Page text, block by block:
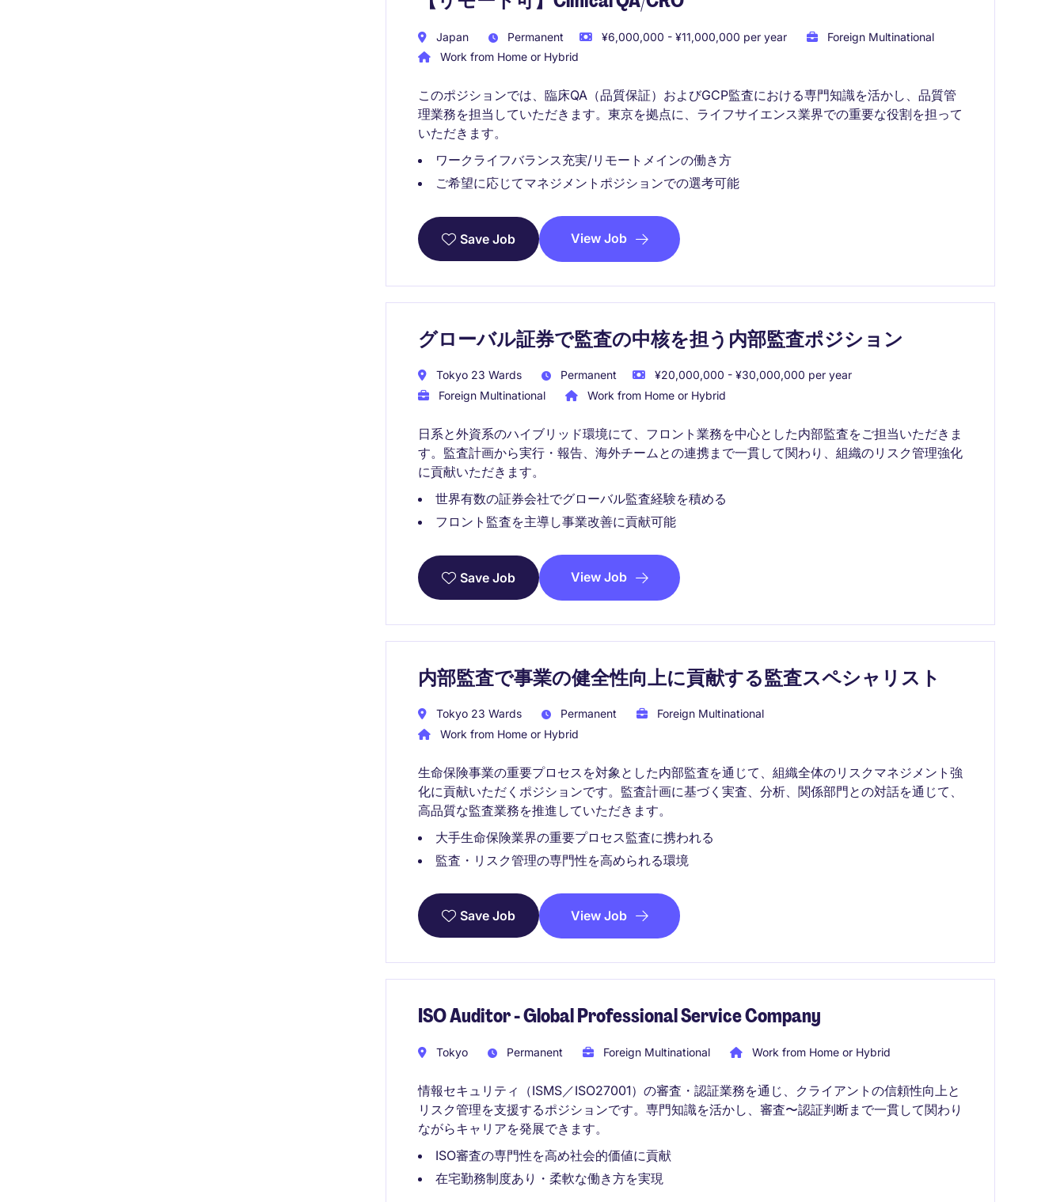
Japan Permanent ¥6,000,000 - ¥11,000,000 per year
Foreign Multinational
Work from Home or Hybrid
このポジションでは、臨床QA（品質保証）およびGCP監査における専門知識を活かし、品質管
理業務を担当していただきます。東京を拠点に、ライフサイエンス業界での重要な役割を担って
いただきます。
ワークライフバランス充実/リモートメインの働き方
ご希望に応じてマネジメントポジションでの選考可能
Save Job View Job
グローバル証券で監査の中核を担う内部監査ポジション
Tokyo 23 Wards Permanent
¥20,000,000 - ¥30,000,000 per year
Foreign Multinational
Work from Home or Hybrid
日系と外資系のハイブリッド環境にて、フロント業務を中心とした内部監査をご担当いただきま
す。監査計画から実行・報告、海外チームとの連携まで一貫して関わり、組織のリスク管理強化
に貢献いただきます。
世界有数の証券会社でグローバル監査経験を積める
フロント監査を主導し事業改善に貢献可能
Save Job View Job
内部監査で事業の健全性向上に貢献する監査スペシャリスト
Tokyo 23 Wards Permanent
Foreign Multinational
Work from Home or Hybrid
生命保険事業の重要プロセスを対象とした内部監査を通じて、組織全体のリスクマネジメント強
化に貢献いただくポジションです。監査計画に基づく実査、分析、関係部門との対話を通じて、
高品質な監査業務を推進していただきます。
大手生命保険業界の重要プロセス監査に携われる
監査・リスク管理の専門性を高められる環境
Save Job View Job
ISO Auditor - Global Professional Service Company
Tokyo Permanent Foreign Multinational Work from Home or Hybrid
情報セキュリティ（ISMS／ISO27001）の審査・認証業務を通じ、クライアントの信頼性向上と
リスク管理を支援するポジションです。専門知識を活かし、審査〜認証判断まで一貫して関わり
ながらキャリアを発展できます。
ISO審査の専門性を高め社会的価値に貢献
在宅勤務制度あり・柔軟な働き方を実現